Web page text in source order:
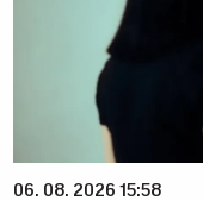
06. 08. 2026 15:58